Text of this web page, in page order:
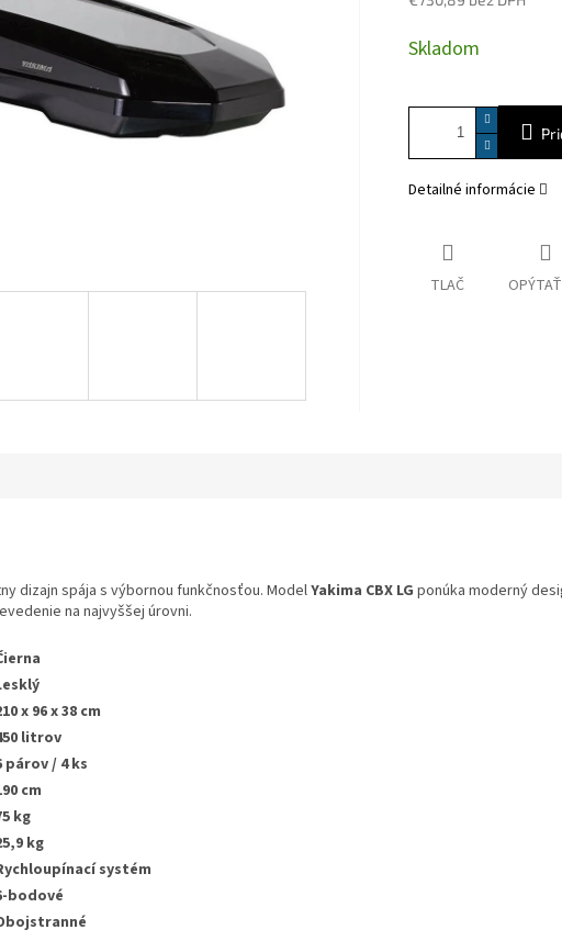
cena:
Skladom
Detailné informácie
TLAČ
dizajn spája s výbornou funkčnosťou. ModelYakima CBX LG ponúka moderný
na najvyššej úrovni.
x 96 x 38 cm
litrov
párov / 4 ks
cm
kg
kg
systém
bodové